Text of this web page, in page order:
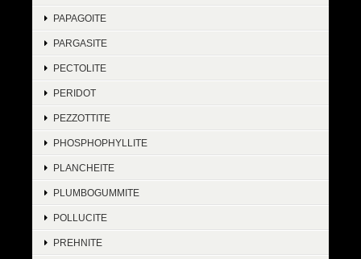
PAPAGOITE
PARGASITE
PECTOLITE
PERIDOT
PEZZOTTITE
PHOSPHOPHYLLITE
PLANCHEITE
PLUMBOGUMMITE
POLLUCITE
PREHNITE